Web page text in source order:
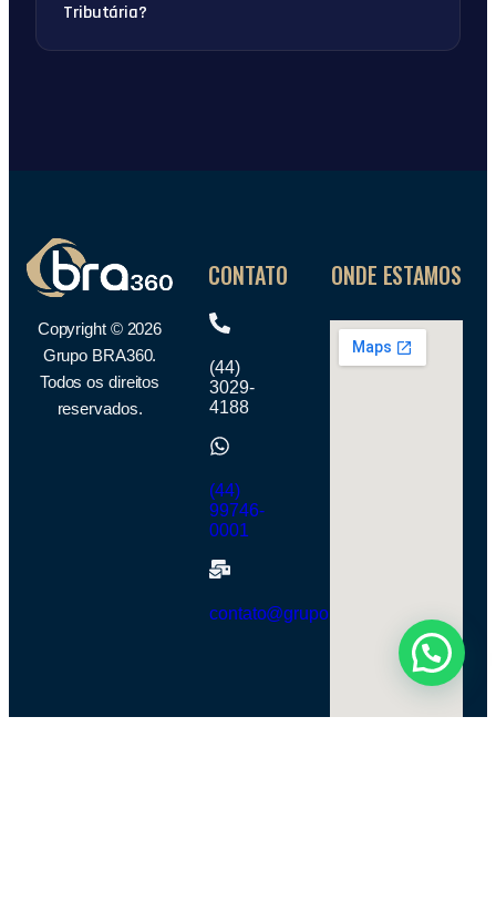
Tributária?
Copyright © 2026
Grupo BRA360.
Todos os direitos
reservados.
CONTATO
(44)
3029-
4188
(44)
99746-
0001
contato@grupobra360.com
ONDE ESTAMOS